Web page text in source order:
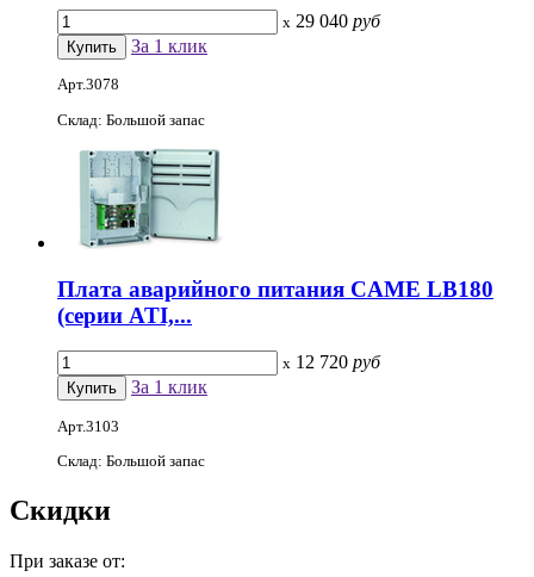
x 29 040 руб
За 1 клик
Арт.3078
Склад: Большой запас
Плата аварийного питания CAME LB180
(серии ATI,...
x 12 720 руб
За 1 клик
Арт.3103
Склад: Большой запас
Скидки
При заказе от: